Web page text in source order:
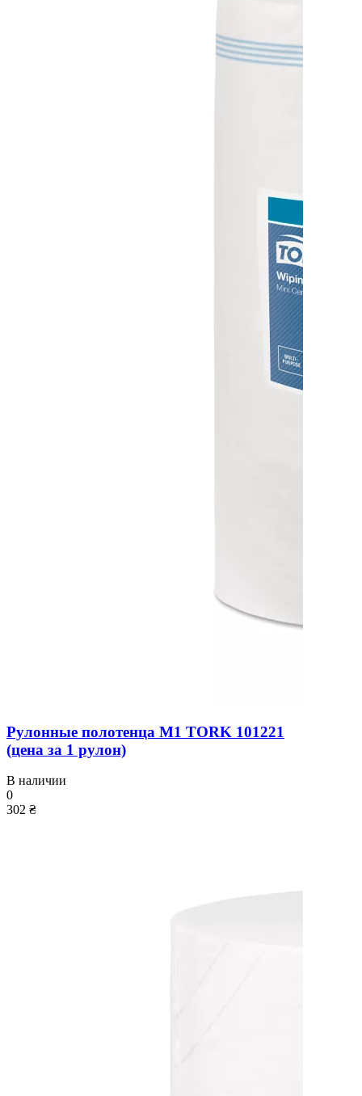
Рулонные полотенца M1 TORK 101221
(цена за 1 рулон)
В наличии
0
302 ₴